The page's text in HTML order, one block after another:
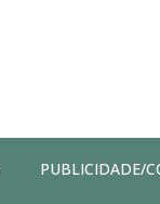
PUBLICIDADE/